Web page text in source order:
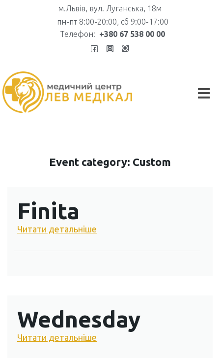
м.Львів, вул. Луганська, 18м
пн-пт 8:00-20:00, сб 9:00-17:00
Телефон: +380 67 538 00 00
Event category: Custom
Finita
Читати детальніше
Wednesday
Читати детальніше